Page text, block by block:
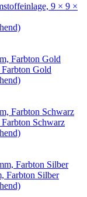
9 × 9 ×
Gold
Schwarz
Farbton Silber